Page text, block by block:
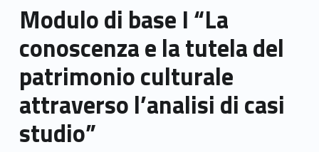
Modulo di base I “La
conoscenza e la tutela del
patrimonio culturale
attraverso l’analisi di casi
studio”